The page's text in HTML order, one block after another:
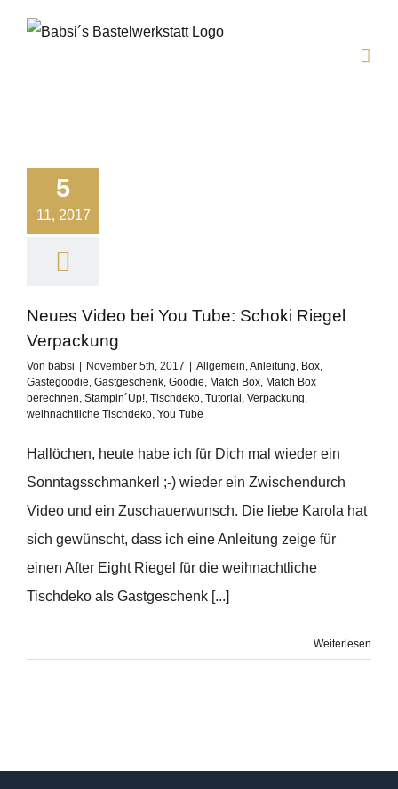
5
11, 2017
Neues Video bei You Tube: Schoki Riegel
Verpackung
Von babsi November 5th, 2017 Allgemein,Anleitung, Box,
Gästegoodie, Gastgeschenk, Goodie, Match Box, Match Box
berechnen, Stampin´Up!, Tischdeko, Tutorial , Verpackung,
weihnachtliche Tischdeko, You Tube
Hallöchen, heute habe ich für Dich mal wieder ein
Sonntagsschmankerl ;-) wieder ein Zwischendurch
Video und ein Zuschauerwunsch. Die liebe Karola hat
sich gewünscht, dass ich eine Anleitung zeige für
einen After Eight Riegel für die weihnachtliche
Tischdeko als Gastgeschenk [...]
Weiterlesen